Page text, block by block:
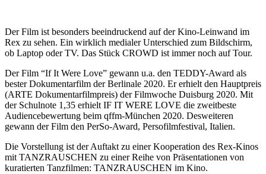
Der Film ist besonders beeindruckend auf der Kino-Leinwand im
Rex zu sehen. Ein wirklich medialer Unterschied zum Bildschirm,
ob Laptop oder TV. Das Stück CROWD ist immer noch auf Tour.
Der Film “If It Were Love” gewann u.a. den TEDDY-Award als
bester Dokumentarfilm der Berlinale 2020. Er erhielt den Hauptpreis
(ARTE Dokumentarfilmpreis) der Filmwoche Duisburg 2020. Mit
der Schulnote 1,35 erhielt IF IT WERE LOVE die zweitbeste
Audiencebewertung beim qffm-München 2020. Desweiteren
gewann der Film den PerSo-Award, Persofilmfestival, Italien.
Die Vorstellung ist der Auftakt zu einer Kooperation des Rex-Kinos
mit TANZRAUSCHEN zu einer Reihe von Präsentationen von
kuratierten Tanzfilmen: TANZRAUSCHEN im Kino.